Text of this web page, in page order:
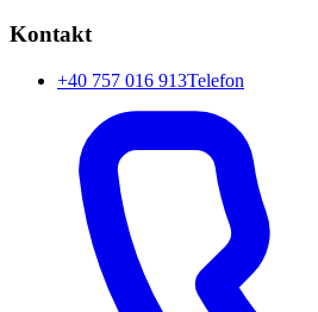
Kontakt
+40 757 016 913Telefon